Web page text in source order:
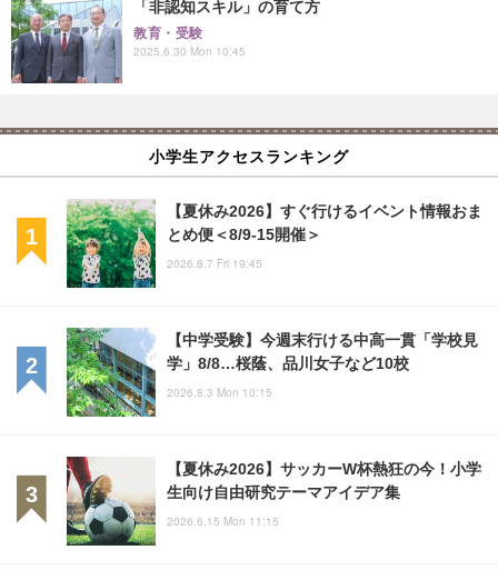
「非認知スキル」の育て方
教育・受験
2025.6.30 Mon 10:45
小学生アクセスランキング
【夏休み2026】すぐ行けるイベント情報おま
とめ便＜8/9-15開催＞
2026.8.7 Fri 19:45
【中学受験】今週末行ける中高一貫「学校見
学」8/8…桜蔭、品川女子など10校
2026.8.3 Mon 10:15
【夏休み2026】サッカーW杯熱狂の今！小学
生向け自由研究テーマアイデア集
2026.6.15 Mon 11:15